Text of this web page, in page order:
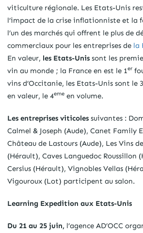
viticulture régionale. Les Etats-Unis
l’impact de la crise inflationniste et la
l’un des marchés qui offrent le plus de
commerciaux pour les entreprises de la
En valeur, les Etats-Unis sont les
vin au monde ; la France en est le 1er
vins d’Occitanie, les Etats-Unis sont le 3
en valeur, le 4eme en volume.
Les entreprises viticoles suivantes :
Calmel & Joseph (Aude), Canet Family
Château de Lastours (Aude), Les Vins
(Hérault), Caves Languedoc Roussillon
Cersius (Hérault), Vignobles Vellas
Vigouroux (Lot) participent au salon.
Learning Expedition aux Etats-Unis
Du 21 au 25 juin, l’agence AD’OCC